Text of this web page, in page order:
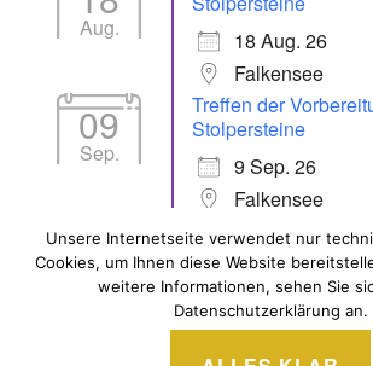
Aug.
18 Aug. 26
Falkensee
09
Sep.
Treffen der
Stolpersteine
9 Sep. 26
Falkensee
ALLE VERANSTALTUNGEN
Unsere Internetseite verwendet nur
Cookies, um Ihnen diese Website
weitere Informationen, sehen Sie
Datenschutzerklärung an.